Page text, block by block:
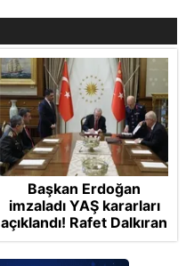
Başkan Erdoğan
imzaladı YAŞ kararları
açıklandı! Rafet Dalkıran
Hava Kuvvetleri
Komutanı olarak atandı